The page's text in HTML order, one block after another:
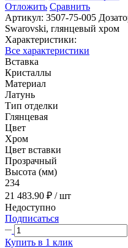
Отложить Сравнить
Артикул: 3507-75-005
Swarovski, глянцевый хром
Характеристики:
Все характеристики
Вставка
Кристаллы
Материал
Латунь
Тип отделки
Глянцевая
Цвет
Хром
Цвет вставки
Прозрачный
Высота (мм)
234
21 483.90 ₽ / шт
Недоступно
Подписаться
Купить в 1 клик